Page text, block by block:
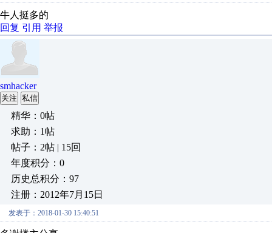
牛人挺多的
回复 引用 举报
smhacker
关注 私信
精华：0帖
求助：1帖
帖子：2帖 | 15回
年度积分：0
历史总积分：97
注册：2012年7月15日
发表于：2018-01-30 15:40:51